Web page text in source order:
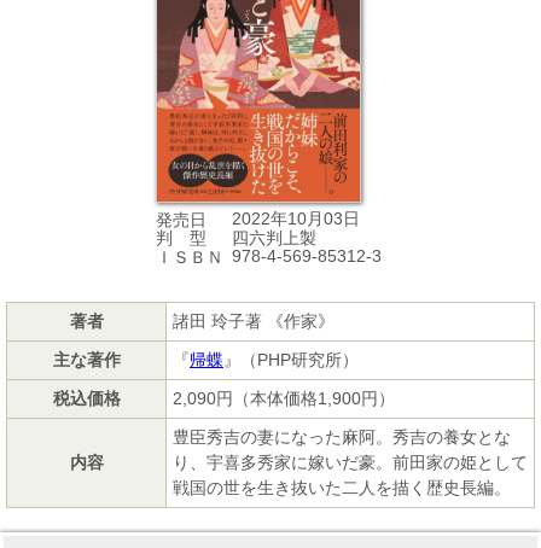
発売日
2022年10月03日
判 型
四六判上製
ＩＳＢＮ
978-4-569-85312-3
著者
諸田 玲子著 《作家》
主な著作
『帰蝶 』（PHP研究所）
税込価格
2,090円（本体価格1,900円）
内容
豊臣秀吉の妻になった麻阿。秀吉の養女とな
り、宇喜多秀家に嫁いだ豪。前田家の姫として
戦国の世を生き抜いた二人を描く歴史長編。